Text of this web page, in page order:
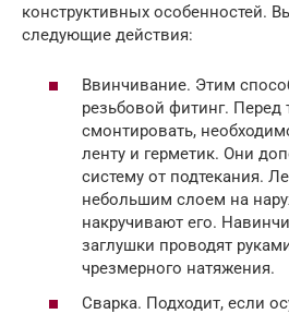
конструктивных особенностей.
следующие действия:
Ввинчивание. Этим
резьбовой фитинг. Перед
смонтировать,
ленту и герметик. Они
систему от подтекания.
небольшим слоем на
накручивают его.
заглушки проводят
чрезмерного натяжения.
Сварка. Подходит, если